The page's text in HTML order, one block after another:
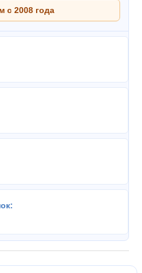
с 2008 года